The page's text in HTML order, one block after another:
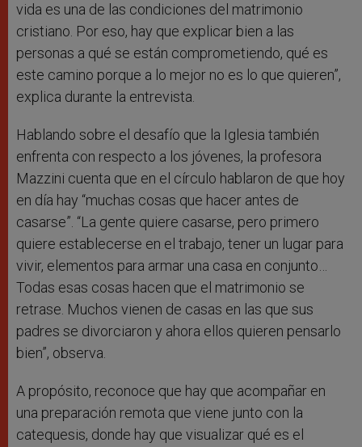
vida es una de las condiciones del matrimonio
cristiano. Por eso, hay que explicar bien a las
personas a qué se están comprometiendo, qué es
este camino porque a lo mejor no es lo que quieren”,
explica durante la entrevista.
Hablando sobre el desafío que la Iglesia también
enfrenta con respecto a los jóvenes, la profesora
Mazzini cuenta que en el círculo hablaron de que hoy
en día hay “muchas cosas que hacer antes de
casarse”. “La gente quiere casarse, pero primero
quiere establecerse en el trabajo, tener un lugar para
vivir, elementos para armar una casa en conjunto…
Todas esas cosas hacen que el matrimonio se
retrase. Muchos vienen de casas en las que sus
padres se divorciaron y ahora ellos quieren pensarlo
bien”, observa.
A propósito, reconoce que hay que acompañar en
una preparación remota que viene junto con la
catequesis, donde hay que visualizar qué es el